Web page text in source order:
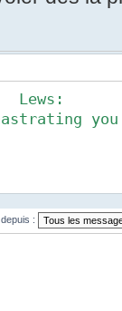
: